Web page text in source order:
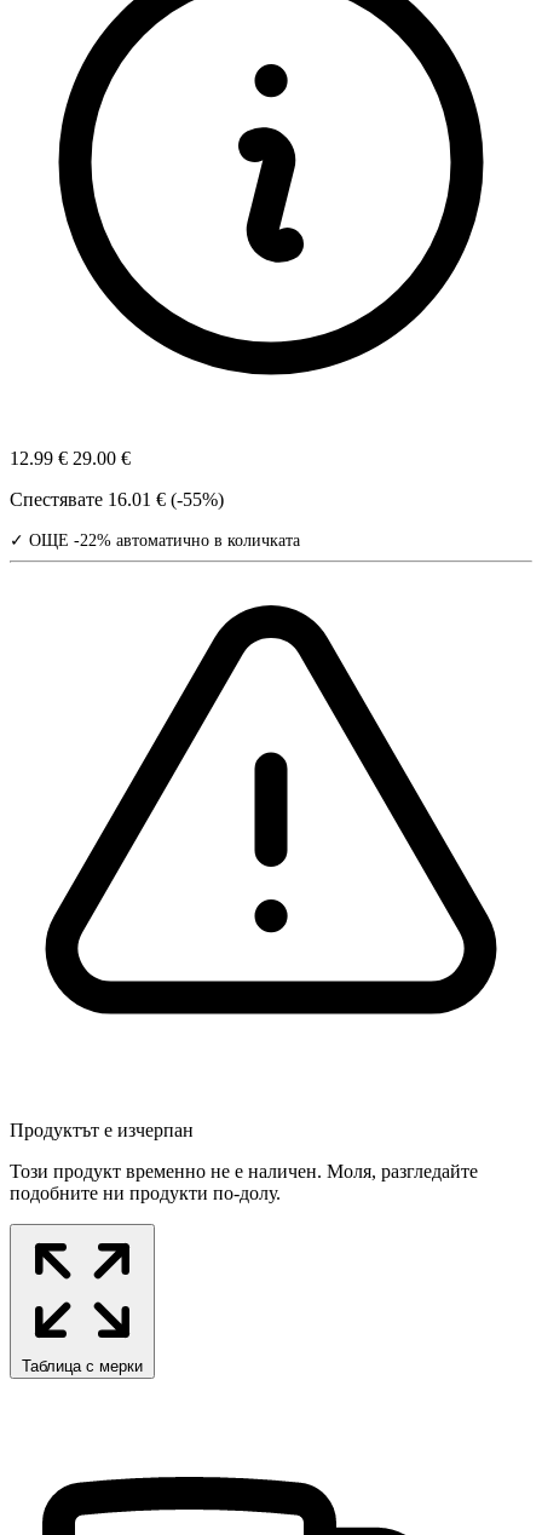
12.99 € 29.00 €
Спестявате 16.01 € (-55%)
✓ ОЩЕ -22% автоматично в количката
Продуктът е изчерпан
Този продукт временно не е наличен. Моля, разгледайте
подобните ни продукти по-долу.
Таблица с мерки